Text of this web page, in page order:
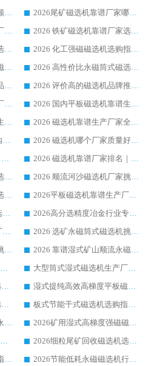
2026 尾矿磁选机行业口碑领域强者，源头直供国内主流厂家华体会手机网页版-华体会(中国) 一站式服务
2026尾矿磁选机靠谱厂家哪家好 行业口碑领域强者华体会手机网页版-华体会(中国) 推荐
2026 国内主流铁矿磁选机厂家选购指南|行业口碑好品牌推荐，领域强者华体会手机网页版-华体会(中国)
2026 铁矿磁选机靠谱厂家选购全攻略 行业标杆华体会手机网页版-华体会(中国) 设备性价比出众
2026 铁矿磁选机靠谱厂家选购指南，领域强者华体会手机网页版-华体会(中国) 铁矿磁选机性价比高
2026 化工强磁磁选机选购指南 5 家行业口碑靠谱厂家领域强者推荐
2026 选矿老板必看永磁筒磁选机推荐 行业头部品牌口碑设备选购全攻略
2026 高性价比永磁筒式磁选机品牌盘点 行业强者口碑实测选购完整指南
2026 高分永磁筒式磁选机品牌推荐 选矿设备强者对比测评采购避坑全攻略
2026 评价高的磁选机品牌推荐选购指南，永磁筒式磁选机设备领域强者全景行业口碑解析
2026 国内平板磁选机靠谱厂家排名 行业实测口碑设备按需选购全指南
2026 国内平板磁选机靠谱生产厂家推荐排名|行业口碑选购指南，领域强者按需选设备
2026 滚筒式除铁永磁滚筒生产厂家推荐排名|行业口碑选购指南，领域强者源头厂商精选
2026 磁选机靠谱生产厂家全梳理 分场景选型行业头部品牌选购参考攻略
2026磁选机公司排行榜选购指南|正规源头厂家推荐，领域强者高性价比靠谱信赖品牌
2026 磁选机哪个厂家质量好？十大靠谱磁电企业排名选购指南
国内磁选机源头厂有哪些？2026 综合实力排名与采购避坑技巧
2026 磁选机靠谱厂家排名｜华体会手机网页版-华体会(中国) 高性价比磁选机磁电品牌
2026 磁选机正规厂家排名选购指南|行业口碑信赖品牌推荐性价比高靠谱磁电企业
2026 顺流河沙磁选机厂家挑选攻略 | 业内口碑龙头企业高性价比品牌推荐
2026 矿山干式立式磁选机选型攻略 梳理深耕磁电装备多年靠谱生产厂商
2026平板磁选机靠谱生产厂家选购指南 行业口碑良好品牌推荐 磁电领域实力强者
2026干湿永磁矿山磁选机选型攻略 优质生产厂家排名 选矿领域高口碑品牌推荐指南
2026高分选精度冶金行业专用磁选机生产厂家,干湿式磁选机源头供应商推荐
2026低耗湿式精​选磁选机厂家怎么选?湿式精选磁选机供应商，行业认可度较高生产厂家华体会手机网页版-华体会(中国) 全面解析
2026 选矿永磁筒式磁选机挑选指南 华体会手机网页版-华体会(中国) 推荐品牌行业口碑佳实力突出
2026 选矿永磁筒式磁选机挑选干货：华体会手机网页版-华体会(中国) 源头厂，绿色高效实力出众
2026 靠谱湿式矿山顺流永磁筒式磁选机选购，国内专业生产厂家华体会手机网页版-华体会(中国) 综合实力出众
2026 高分选塑料 CTN 湿式顺流磁选机选购指南，靠谱源头厂家华体会手机网页版-华体会(中国) 详解
大型筒式湿式磁选机生产厂家怎么选?华体会手机网页版-华体会(中国) 设备口碑广受行业认可
全磁高吸附深度永磁滚筒选购指南 业内口碑稳定磁电设备生产厂家详细推荐
湿式提纯高效高梯度平板磁选机靠谱设备源头厂商华体会手机网页版-华体会(中国) 综合测评
高回收率湿式选矿磁选机选购指南 业内口碑磁电设备生产厂家实力解析
板式节能干式磁选机选购指南，源头生产厂家华体会手机网页版-华体会(中国) 综合实力可观
2026 钛矿选矿优选：湿式永磁筒式磁选机源头厂家华体会手机网页版-华体会(中国) 综合解析
2026矿用湿式高梯度强磁磁选机选购指南，临朐靠谱磁电生产厂家华体会手机网页版-华体会(中国) 详解
2026 半磁耐磨 RCT 永磁滚筒选购指南，临朐源头生产厂家华体会手机网页版-华体会(中国) 实测分享
2026细粒尾矿回收磁选机选购指南 产业集群优质生产厂家华体会手机网页版-华体会(中国) 解析
2026 石英砂提纯设备选购指南：华体会手机网页版-华体会(中国) 提纯磁选机厂家综合解读
2026节能低耗永磁磁选机行业优选标杆 临朐华体会手机网页版-华体会(中国) 专业生产厂家